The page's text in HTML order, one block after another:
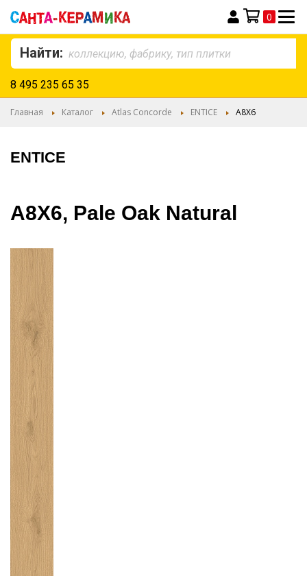
Моя корзина
0
Найти:
8 495 235 65 35
Главная Каталог Atlas Concorde ENTICE A8X6
ENTICE
A8X6, Pale Oak Natural